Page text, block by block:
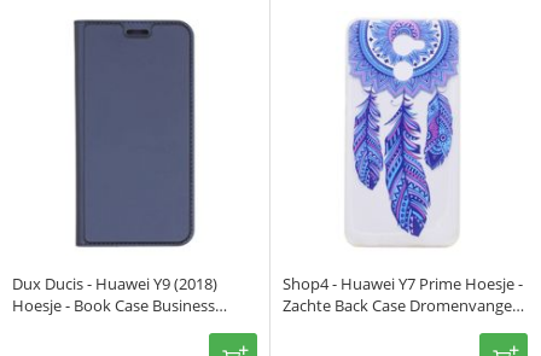
Dux Ducis - Huawei Y9 (2018)
Hoesje - Book Case Business
Shop4 - Huawei Y7 Prime Hoesje -
Zachte Back Case Dromenvanger